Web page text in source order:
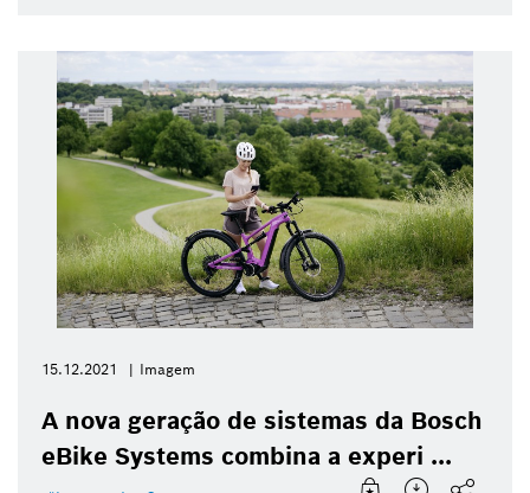
15.12.2021 Imagem
A nova geração de sistemas da Bosch
eBike Systems combina a experi ...